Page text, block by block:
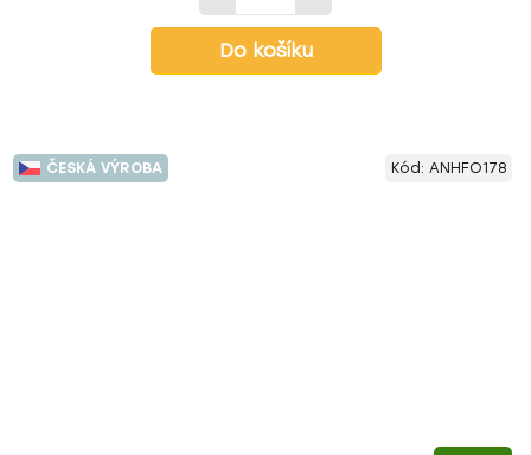
Do košíku
ČESKÁ VÝROBA Kód: ANHFO178